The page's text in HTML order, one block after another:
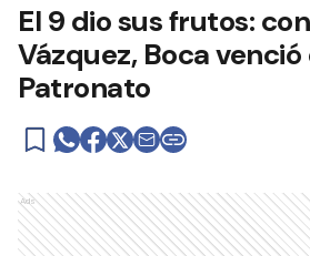
El 9 dio sus frutos:
Vázquez, Boca
Patronato
Ads